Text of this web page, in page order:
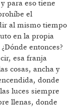
para eso tiene
el
al mismo tiempo
en la propia
entonces?
esa franja
cosas, ancha y
donde
luces siempre
llenas, donde